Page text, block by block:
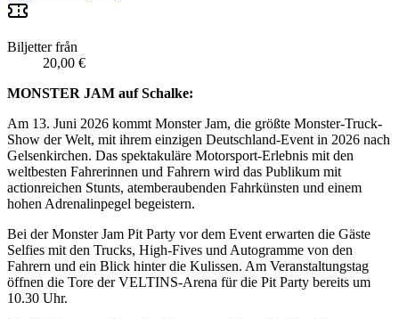
Biljetter från
20,00 €
MONSTER JAM auf Schalke:
Am 13. Juni 2026 kommt Monster Jam, die größte Monster-Truck-
Show der Welt, mit ihrem einzigen Deutschland-Event in 2026 nach
Gelsenkirchen. Das spektakuläre Motorsport-Erlebnis mit den
weltbesten Fahrerinnen und Fahrern wird das Publikum mit
actionreichen Stunts, atemberaubenden Fahrkünsten und einem
hohen Adrenalinpegel begeistern.
Bei der Monster Jam Pit Party vor dem Event erwarten die Gäste
Selfies mit den Trucks, High-Fives und Autogramme von den
Fahrern und ein Blick hinter die Kulissen. Am Veranstaltungstag
öffnen die Tore der VELTINS-Arena für die Pit Party bereits um
10.30 Uhr.